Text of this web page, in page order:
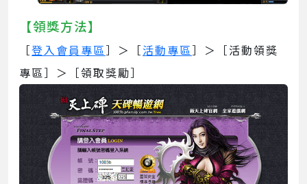
【領獎方法】
［登入會員專區］＞［活動專區］＞［活動領獎
專區］＞［領取獎勵］